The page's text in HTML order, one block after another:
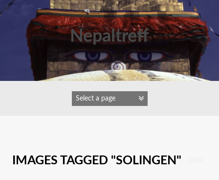
Zum
Inhalt
Nepaltreff
IMAGES TAGGED "SOLINGEN"